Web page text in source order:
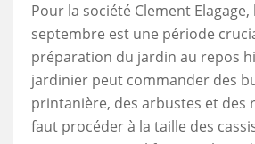
Pour la société Clement Elagage,
septembre est une période
préparation du jardin au repos
jardinier peut commander des
printanière, des arbustes et des
faut procéder à la taille des